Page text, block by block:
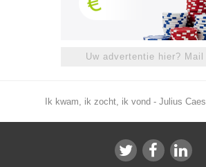
Uw advertentie hier? Mail
Ik kwam, ik zocht, ik vond - Julius